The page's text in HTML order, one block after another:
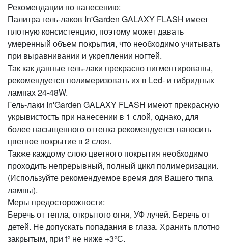
Рекомендации по нанесению:
Палитра гель-лаков In'Garden GALAXY FLASH имеет
плотную консистенцию, поэтому может давать
умеренный объем покрытия, что необходимо учитывать
при выравнивании и укреплении ногтей.
Так как данные гель-лаки прекрасно пигментированы,
рекомендуется полимеризовать их в Led- и гибридных
лампах 24-48W.
Гель-лаки In'Garden GALAXY FLASH имеют прекрасную
укрывистость при нанесении в 1 слой, однако, для
более насыщенного оттенка рекомендуется наносить
цветное покрытие в 2 слоя.
Также каждому слою цветного покрытия необходимо
проходить непрерывный, полный цикл полимеризации.
(Используйте рекомендуемое время для Вашего типа
лампы).
Меры предосторожности:
Беречь от тепла, открытого огня, УФ лучей. Беречь от
детей. Не допускать попадания в глаза. Хранить плотно
закрытым, при t° не ниже +3°С.